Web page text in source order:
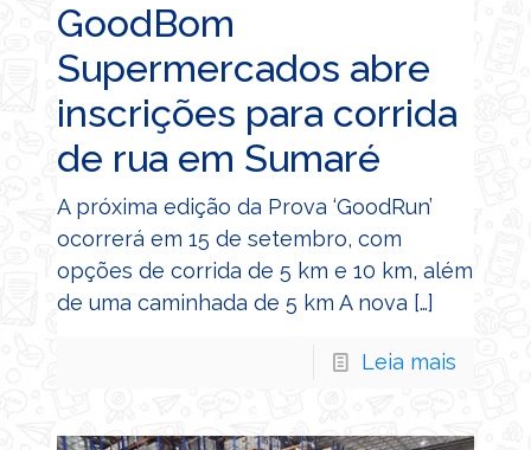
GoodBom
Supermercados abre
inscrições para corrida
de rua em Sumaré
A próxima edição da Prova ‘GoodRun’
ocorrerá em 15 de setembro, com
opções de corrida de 5 km e 10 km, além
de uma caminhada de 5 km A nova […]
Leia mais